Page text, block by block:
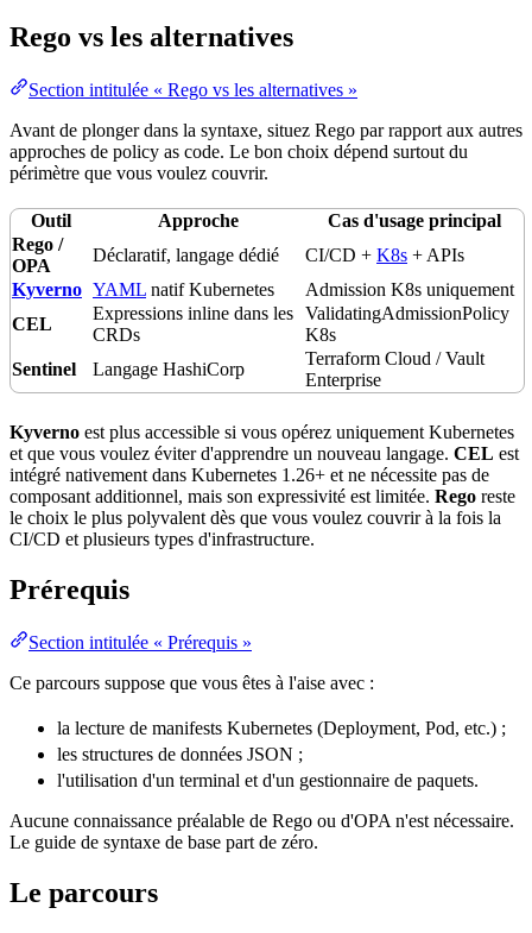
Rego vs les alternatives
Section intitulée « Rego vs les alternatives »
Avant de plonger dans la syntaxe, situez Rego par rapport aux autres
approches de policy as code. Le bon choix dépend surtout du
périmètre que vous voulez couvrir.
Outil Approche Cas d'usage principal
Rego /
OPA
Déclaratif, langage dédié CI/CD + K8s + APIs
Kyverno YAML natif Kubernetes Admission K8s uniquement
CEL
Expressions inline dans les
CRDs
ValidatingAdmissionPolicy
K8s
Sentinel
Langage HashiCorp
Terraform Cloud /Vault
Enterprise
Kyverno est plus accessible si vous opérez uniquement Kubernetes
et que vous voulez éviter d'apprendre un nouveau langage. CEL est
intégré nativement dans Kubernetes 1.26+ et ne nécessite pas de
composant additionnel, mais son expressivité est limitée. Rego reste
le choix le plus polyvalent dès que vous voulez couvrir à la fois la
CI/CD et plusieurs types d'infrastructure.
Prérequis
Section intitulée « Prérequis »
Ce parcours suppose que vous êtes à l'aise avec :
la lecture de manifests Kubernetes (Deployment, Pod, etc.) ;
les structures de données JSON ;
l'utilisation d'un terminal et d'un gestionnaire de paquets.
Aucune connaissance préalable de Rego ou d'OPA n'est nécessaire.
Le guide de syntaxe de base part de zéro.
Le parcours